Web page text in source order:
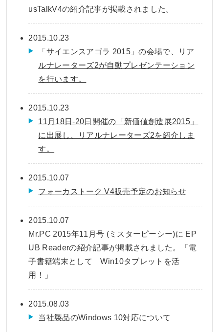
usTalkV4の紹介記事が掲載されました。
2015.10.23
「サイエンスアゴラ 2015」の会場で、リア
ルナレーターズ2が自動プレゼンテーション
を行います。
2015.10.23
11月18日-20日開催の「新価値創造展2015」
に出展し、リアルナレーターズ2を紹介しま
す。
2015.10.07
フォーカストーク V4販売予定のお知らせ
2015.10.07
Mr.PC 2015年11月号 (ミスターピーシー)に EP
UB Readerの紹介記事が掲載されました。「電
子書籍端末として Win10タブレットを活
用！」
2015.08.03
当社製品のWindows 10対応について